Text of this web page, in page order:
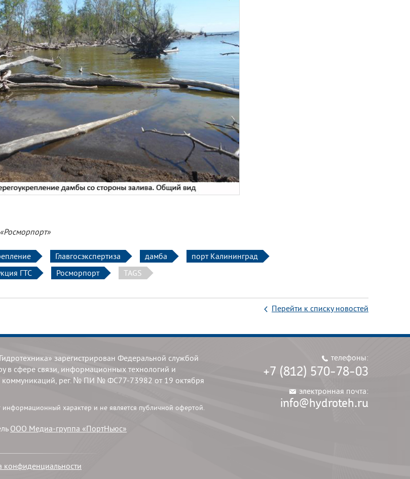
Главгосэкспертиза дамба
порт Калининград
ГТС
Росморпорт TAGS
Перейти к списку новостей
зарегистрирован Федеральной службой
в сфере связи, информационных технологий и
коммуникаций, рег. № ПИ № ФС77-73982 от 19 октября
информационный характер и не является публичной офертой.
ООО Медиа-группа «ПортНьюс»
конфиденциальности
телефоны:
+7 (812) 570-78-03
электронная почта:
info@hydroteh.ru